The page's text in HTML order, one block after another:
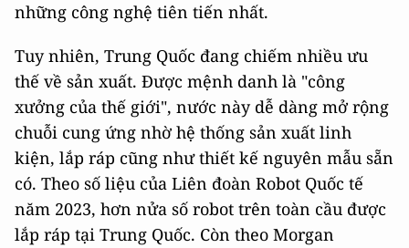
những công nghệ tiên tiến nhất.
Tuy nhiên, Trung Quốc đang chiếm nhiều ưu
thế về sản xuất. Được mệnh danh là "công
xưởng của thế giới", nước này dễ dàng mở rộng
chuỗi cung ứng nhờ hệ thống sản xuất linh
kiện, lắp ráp cũng như thiết kế nguyên mẫu sẵn
có. Theo số liệu của Liên đoàn Robot Quốc tế
năm 2023, hơn nửa số robot trên toàn cầu được
lắp ráp tại Trung Quốc. Còn theo Morgan